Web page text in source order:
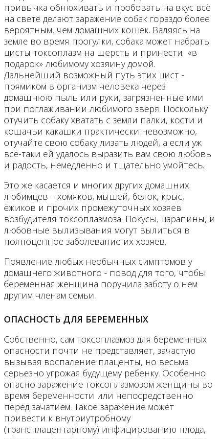
привычка обнюхивать и пробовать на вкус всё
на свете делают заражение собак гораздо более
вероятным, чем домашних кошек. Валяясь на
земле во время прогулки, собака может набрать
цисты токсоплазм на шерсть и принести «в
подарок» любимому хозяину домой.
Дальнейший возможный путь этих цист -
прямиком в организм человека через
домашнюю пыль или руки, загрязненные ими
при поглаживании любимого зверя. Поскольку
отучить собаку хватать с земли палки, кости и
кошачьи какашки практически невозможно,
отучайте свою собаку лизать людей, а если уж
всё-таки ей удалось выразить вам свою любовь
и радость, немедленно и тщательно умойтесь.
Это же касается и многих других домашних
любимцев – хомяков, мышей, белок, крыс,
ёжиков и прочих промежуточных хозяев
возбудителя токсоплазмоза. Покусы, царапины, и
любовные вылизывания могут вылиться в
полноценное заболевание их хозяев.
Появление любых необычных симптомов у
домашнего животного - повод для того, чтобы
беременная женщина поручила заботу о нем
другим членам семьи.
ОПАСНОСТЬ ДЛЯ БЕРЕМЕННЫХ
Собственно, сам токсоплазмоз для беременных
опасности почти не представляет, зачастую
вызывая воспаление плаценты, но весьма
серьезно угрожая будущему ребенку. Особенно
опасно заражение токсоплазмозом женщины во
время беременности или непосредственно
перед зачатием. Такое заражение может
привести к внутриутробному
(трансплацентарному) инфицированию плода,